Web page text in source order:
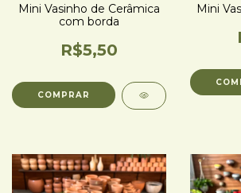
Mini Vasinho de Cerâmica
com borda
R$5,50
Mini